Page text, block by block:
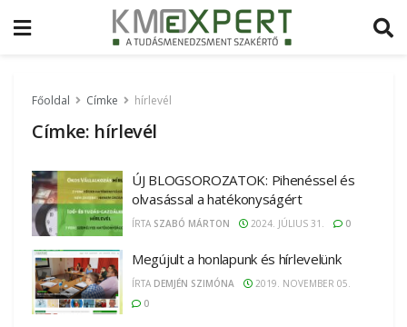
Főoldal Címke hírlevél
Címke: hírlevél
ÚJ BLOGSOROZATOK: Pihenéssel és
olvasással a hatékonyságért
ÍRTA SZABÓ MÁRTON 2024. JÚLIUS 31. 0
Megújult a honlapunk és hírlevelünk
ÍRTA DEMJÉN SZIMÓNA
2019. NOVEMBER 05.
0